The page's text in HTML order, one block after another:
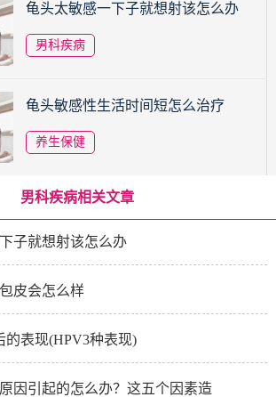
龟头太敏感一下子就想射该怎么办
男科疾病
龟头敏感性生活时间短怎么治疗
养生保健
男科疾病相关文章
子就想射该怎么办
皮会怎么样
的表现(HPV3种表现)
因引起的怎么办？这五个因素造